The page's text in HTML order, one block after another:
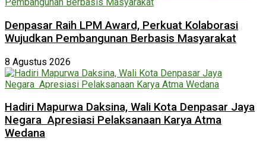
Denpasar Raih LPM Award, Perkuat Kolaborasi
Wujudkan Pembangunan Berbasis Masyarakat
8 Agustus 2026
Hadiri Mapurwa Daksina, Wali Kota Denpasar Jaya
Negara Apresiasi Pelaksanaan Karya Atma
Wedana